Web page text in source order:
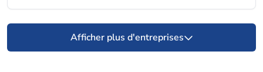
Afficher plus d'entreprises